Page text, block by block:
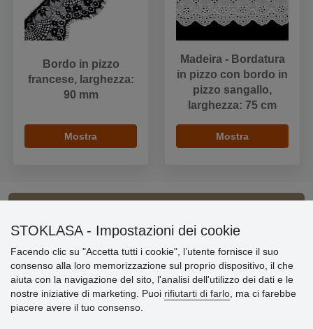
Bordo in pizzo
francese, larghezza:
90 mm
Mostra
Madeira - Bordatura
in pizzo con bordo in
pizzo sangallo,
larghezza: 75 cm
Mostra
Informazioni importanti
» Impostazioni dei cookie
» Termini & Condizioni
» Informativa sulla Privacy
» Consegna e pagamento
» Garanzia e resi
STOKLASA - Impostazioni dei cookie
Facendo clic su "Accetta tutti i cookie", l’utente fornisce il suo
consenso alla loro memorizzazione sul proprio dispositivo, il che
aiuta con la navigazione del sito, l'analisi dell'utilizzo dei dati e le
nostre iniziative di marketing. Puoi rifiutarti di farlo , ma ci farebbe
piacere avere il tuo consenso.